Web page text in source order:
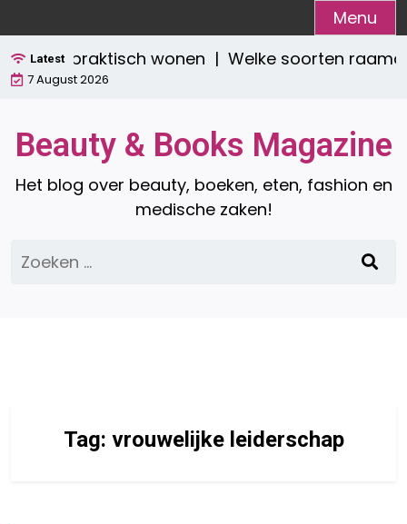
naar
de
inhoud
Menu
Latestén praktisch wonen | Welke soorten
7 August 2026
Beauty & Books Magazine
Het blog over beauty, boeken, eten, fashion en
medische zaken!
Zoeken
naar:
Tag: vrouwelijke leiderschap